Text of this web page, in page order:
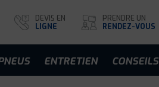
DEVIS EN
LIGNE
PRENDRE UN
RENDEZ-VOUS
ENTRETIEN CONSEILS